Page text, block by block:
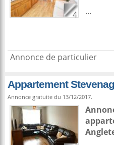
4
...
Annonce de particulier
Appartement
Annonce gratuite du 13/12/2017.